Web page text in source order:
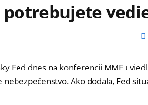
potrebujete
Fed dnes na konferencii MMF
Ako dodala, Fed